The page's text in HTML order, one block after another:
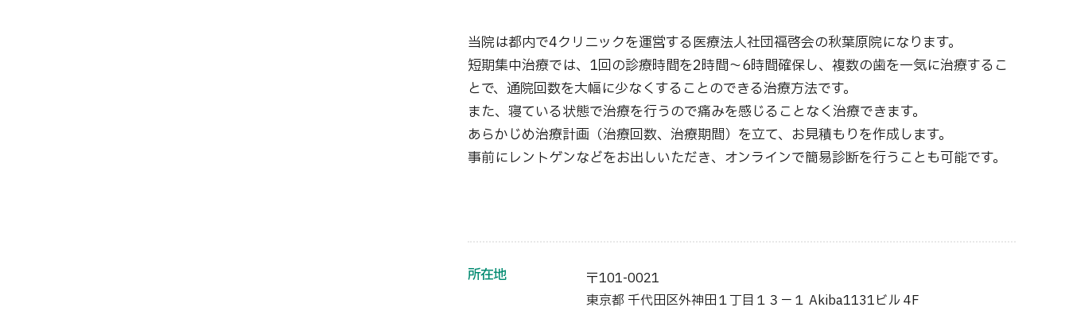
当院は都内で4クリニックを運営する医療法人社団福啓会の秋葉原院になります。
短期集中治療では、1回の診療時間を2時間～6時間確保し、複数の歯を一気に治療するこ
とで、通院回数を大幅に少なくすることのできる治療方法です。
また、寝ている状態で治療を行うので痛みを感じることなく治療できます。
あらかじめ治療計画（治療回数、治療期間）を立て、お見積もりを作成します。
事前にレントゲンなどをお出しいただき、オンラインで簡易診断を行うことも可能です。
所在地
〒101-0021
東京都 千代田区外神田１丁目１３－１ Akiba1131ビル 4F